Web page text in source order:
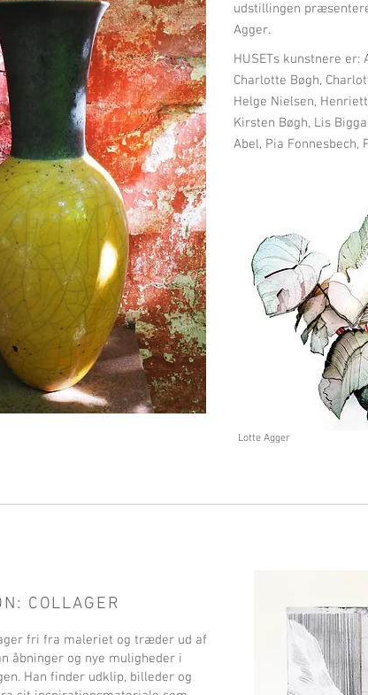
udstillingen
Agger.
Lotte Agger
HUSETs kunstnere er:
Charlotte Bøgh,
Helge Nielsen,
Kirsten Bøgh, Lis
Abel, Pia Fonnesbech,
COLLAGER
fri fra maleriet og træder ud af
åbninger og nye muligheder i
Han finder udklip, billeder og